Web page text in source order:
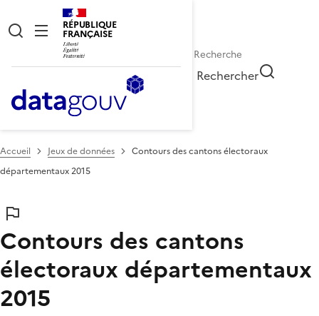
RÉPUBLIQUE
FRANÇAISE
Rechercher
Accueil Jeux de données
Contours des cantons électoraux
départementaux 2015
Contours des cantons
électoraux départementaux
2015